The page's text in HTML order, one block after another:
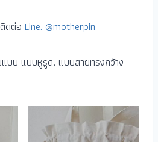
ดต่อ Line: @motherpin
แบบ แบบหูรูด, แบบสายทรงกว้าง